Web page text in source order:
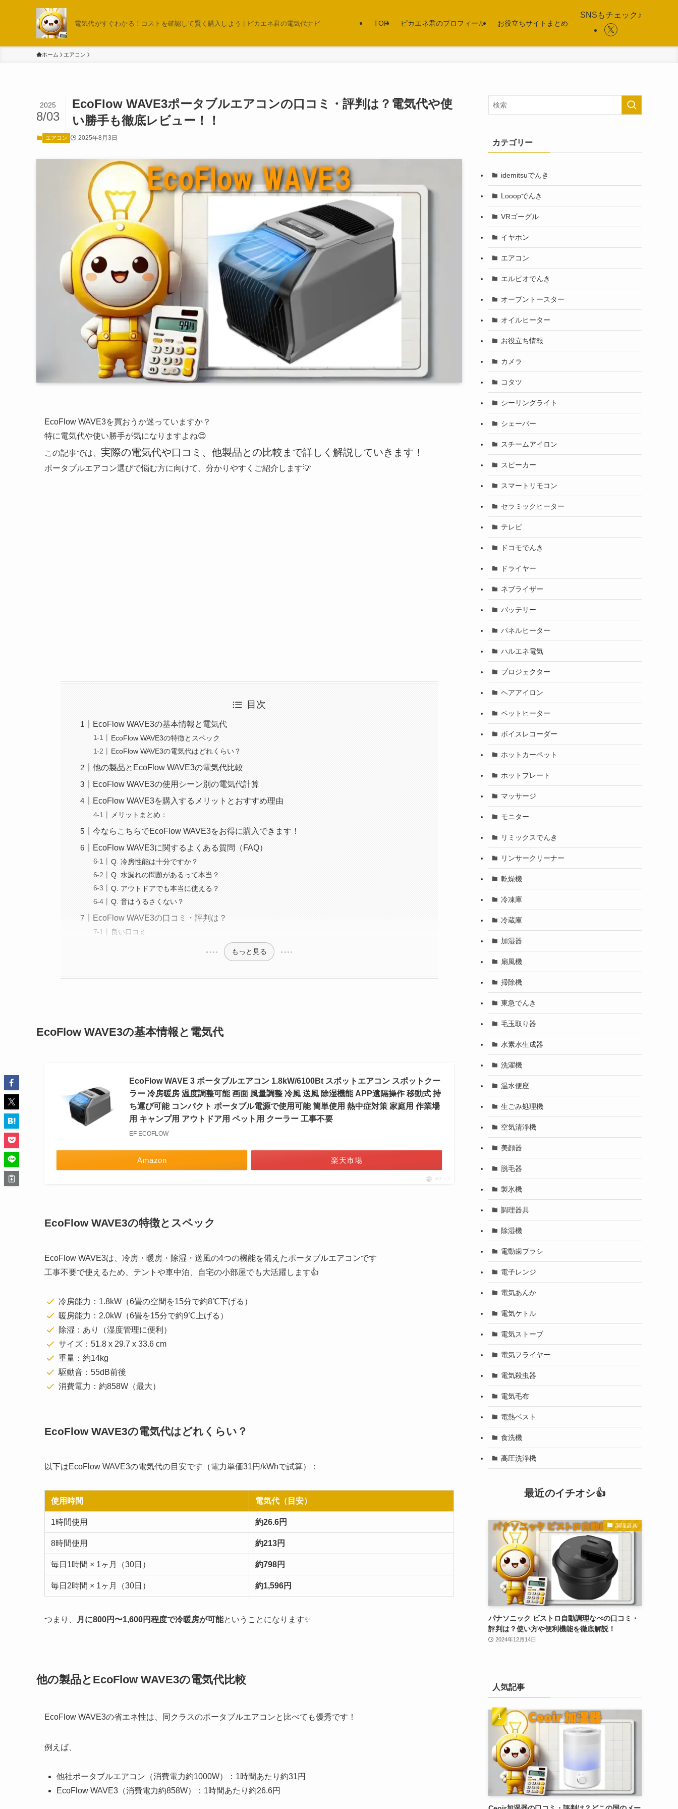
電気代がすぐわかる！コストを確認して賢く購入しよう | ピカエネ君の電気代ナビ TOP ピカエネ君のプロフィール お役立ちサイトまとめ
SNSもチェック♪
ホーム エアコン
EcoFlow WAVE3ポータブルエアコンの口コミ・評判は？電気代や使
い勝手も徹底レビュー！！
2025
8/03
エアコン 2025年8月3日
EcoFlow WAVE3を買おうか迷っていますか？
特に電気代や使い勝手が気になりますよね😊
この記事では、 実際の電気代や口コミ、他製品との比較まで詳しく解説していきます！
ポータブルエアコン選びで悩む方に向けて、分かりやすくご紹介します💡
目次
EcoFlow WAVE3の基本情報と電気代
EcoFlow WAVE3の特徴とスペック
EcoFlow WAVE3の電気代はどれくらい？
他の製品とEcoFlow WAVE3の電気代比較
EcoFlow WAVE3の使用シーン別の電気代計算
EcoFlow WAVE3を購入するメリットとおすすめ理由
メリットまとめ：
今ならこちらでEcoFlow WAVE3をお得に購入できます！
EcoFlow WAVE3に関するよくある質問（FAQ）
Q. 冷房性能は十分ですか？
Q. 水漏れの問題があるって本当？
Q. アウトドアでも本当に使える？
Q. 音はうるさくない？
EcoFlow WAVE3の口コミ・評判は？
良い口コミ
もっと見る
EcoFlow WAVE3の基本情報と電気代
EcoFlow WAVE 3 ポータブルエアコン 1.8kW/6100Bt スポットエアコン スポットクー
ラー 冷房暖房 温度調整可能 画面 風量調整 冷風 送風 除湿機能 APP遠隔操作 移動式 持
ち運び可能 コンパクト ポータブル電源で使用可能 簡単使用 熱中症対策 家庭用 作業場
用 キャンプ用 アウトドア用 ペット用 クーラー 工事不要
EF ECOFLOW
Amazon 楽天市場
ポチップ
EcoFlow WAVE3の特徴とスペック
EcoFlow WAVE3は、冷房・暖房・除湿・送風の4つの機能を備えたポータブルエアコンです
工事不要で使えるため、テントや車中泊、自宅の小部屋でも大活躍します👍
冷房能力：1.8kW（6畳の空間を15分で約8℃下げる）
暖房能力：2.0kW（6畳を15分で約9℃上げる）
除湿：あり（湿度管理に便利）
サイズ：51.8 x 29.7 x 33.6 cm
重量：約14kg
駆動音：55dB前後
消費電力：約858W（最大）
EcoFlow WAVE3の電気代はどれくらい？
以下はEcoFlow WAVE3の電気代の目安です（電力単価31円/kWhで試算）：
使用時間 電気代（目安）
1時間使用 約26.6円
8時間使用 約213円
毎日1時間 × 1ヶ月（30日） 約798円
毎日2時間 × 1ヶ月（30日） 約1,596円
つまり、 月に800円〜1,600円程度で冷暖房が可能ということになります✨
他の製品とEcoFlow WAVE3の電気代比較
EcoFlow WAVE3の省エネ性は、同クラスのポータブルエアコンと比べても優秀です！
例えば、
他社ポータブルエアコン（消費電力約1000W）：1時間あたり約31円
EcoFlow WAVE3（消費電力約858W）：1時間あたり約26.6円
カテゴリー
idemitsuでんき
Looopでんき
VRゴーグル
イヤホン
エアコン
エルピオでんき
オーブントースター
オイルヒーター
お役立ち情報
カメラ
コタツ
シーリングライト
シェーバー
スチームアイロン
スピーカー
スマートリモコン
セラミックヒーター
テレビ
ドコモでんき
ドライヤー
ネブライザー
バッテリー
パネルヒーター
ハルエネ電気
プロジェクター
ヘアアイロン
ペットヒーター
ボイスレコーダー
ホットカーペット
ホットプレート
マッサージ
モニター
リミックスでんき
リンサークリーナー
乾燥機
冷凍庫
冷蔵庫
加湿器
扇風機
掃除機
東急でんき
毛玉取り器
水素水生成器
洗濯機
温水便座
生ごみ処理機
空気清浄機
美顔器
脱毛器
製氷機
調理器具
除湿機
電動歯ブラシ
電子レンジ
電気あんか
電気ケトル
電気ストーブ
電気フライヤー
電気殺虫器
電気毛布
電熱ベスト
食洗機
高圧洗浄機
最近のイチオシ👍
調理器具
パナソニック ビストロ自動調理なべの口コミ・
評判は？使い方や便利機能を徹底解説！
2024年12月14日
人気記事